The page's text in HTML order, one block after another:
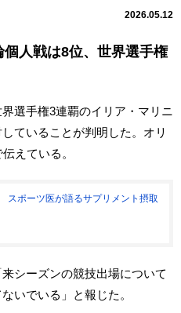
2026.05.12
個人戦は8位、世界選手権
選手権3連覇のイリア・マリニ
ていることが判明した。オリ
えている。
スポーツ医が語るサプリメント摂取
シーズンの競技出場について
いでいる」と報じた。